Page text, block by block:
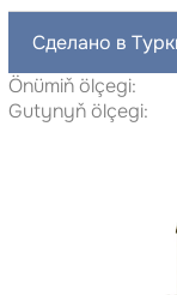
Сделано в
Önümiň ölçegi:
Gutynyň ölçegi: